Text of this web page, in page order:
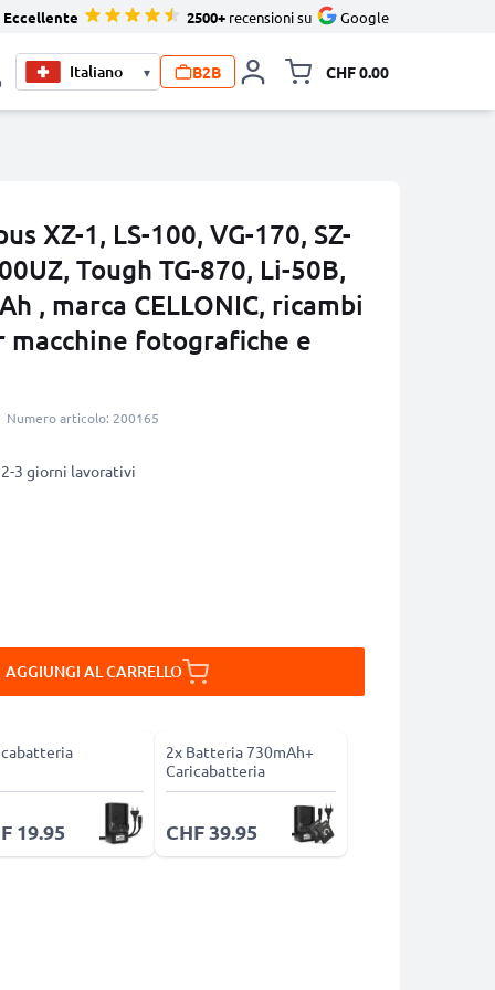
Eccellente 2500+ recensioni su Google
▾ B2B CHF 0.00
XZ-1, LS-100, VG-170, SZ-
Tough TG-870, Li-50B,
, marca CELLONIC, ricambi
macchine fotografiche e
Numero articolo: 200165
2-3 giorni lavorativi
AGGIUNGI AL CARRELLO
19.95
2x Batteria 730mAh+
Caricabatteria
CHF 39.95